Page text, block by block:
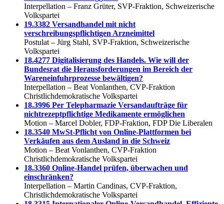
Interpellation – Franz Grüter, SVP-Fraktion, Schweizerische
Volkspartei
19.3382 Versandhandel mit nicht
verschreibungspflichtigen Arzneimittel
Postulat – Jürg Stahl, SVP-Fraktion, Schweizerische
Volkspartei
18.4277 Digitalisierung des Handels. Wie will der
Bundesrat die Herausforderungen im Bereich der
Wareneinfuhrprozesse bewältigen?
Interpellation – Beat Vonlanthen, CVP-Fraktion
Christlichdemokratische Volkspartei
18.3996 Per Telepharmazie Versandaufträge für
nichtrezeptpflichtige Medikamente ermöglichen
Motion – Marcel Dobler, FDP-Fraktion, FDP Die Liberalen
18.3540 MwSt-Pflicht von Online-Plattformen bei
Verkäufen aus dem Ausland in die Schweiz
Motion – Beat Vonlanthen, CVP-Fraktion
Christlichdemokratische Volkspartei
18.3360 Online-Handel prüfen, überwachen und
einschränken?
Interpellation – Martin Candinas, CVP-Fraktion,
Christlichdemokratische Volkspartei